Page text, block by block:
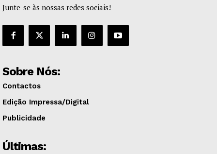
Junte-se às nossas redes sociais!
Sobre Nós:
Contactos
Edição Impressa/Digital
Publicidade
Últimas: